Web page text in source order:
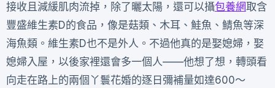
接收且減緩肌肉流掉，除了曬太陽，還可以攝包養網取含
豐盛維生素D的食品，像是菇類、木耳、鮭魚、鯖魚等深
海魚類。維生素D也不是外人。不過他真的是娶媳婦，娶
媳婦入屋，以後家裡還會多一個人——他想了想，轉頭看
向走在路上的兩個丫鬟花婚的逐日彌補量如達600～